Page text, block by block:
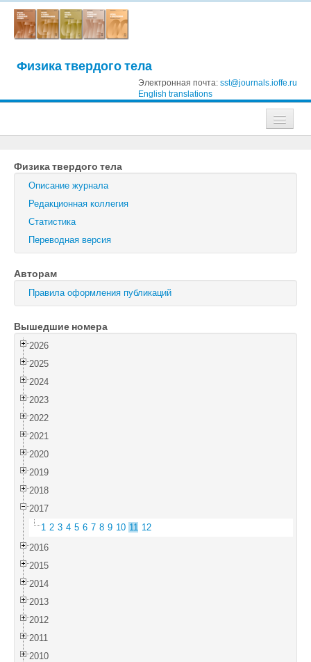
Физика твердого тела
Электронная почта: sst@journals.ioffe.ru
English translations
Журнал технической физики
Письма в Журнал технической физики
Физика твердого тела
Физика и техника полупроводников
Оптика и спектроскопия
Поиск
Войти
Физика твердого тела
Описание журнала
Редакционная коллегия
Статистика
Переводная версия
Авторам
Правила оформления публикаций
Вышедшие номера
2026
2025
2024
2023
2022
2021
2020
2019
2018
2017
1 2 3 4 5 6 7 8 9 10 11 12
2016
2015
2014
2013
2012
2011
2010